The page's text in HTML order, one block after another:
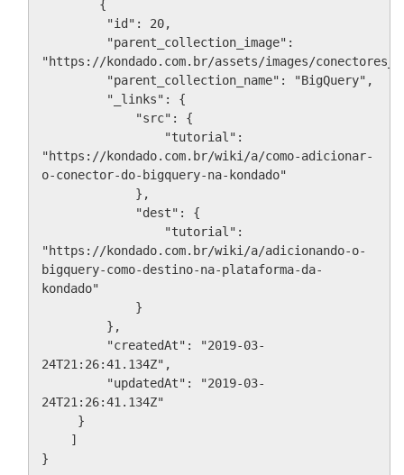
"https://kondado.com.br/assets/images/
"https://kondado.com.br/wiki/a/como-adicionar-
o-conector-do-bigquery-na-kondado"
"https://kondado.com.br/wiki/a/adicionando-o-
bigquery-como-destino-na-plataforma-da-
kondado"
24T21:26:41.134Z",
24T21:26:41.134Z"
}